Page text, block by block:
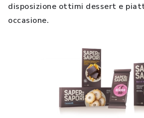
disposizione ottimi dessert e
occasione.